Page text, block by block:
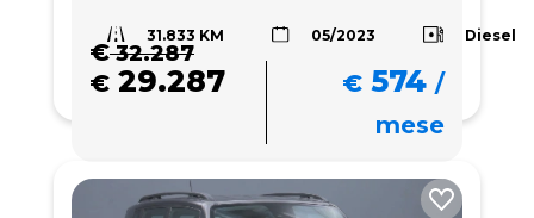
31.833 KM 05/2023 Diesel
€32.287
€ 29.287 € 574 /
mese